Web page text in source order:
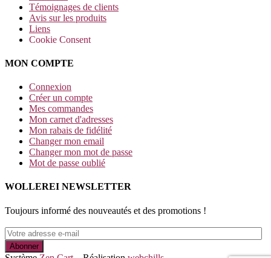
Témoignages de clients
Avis sur les produits
Liens
Cookie Consent
MON COMPTE
Connexion
Créer un compte
Mes commandes
Mon carnet d'adresses
Mon rabais de fidélité
Changer mon email
Changer mon mot de passe
Mot de passe oublié
WOLLEREI NEWSLETTER
Toujours informé des nouveautés et des promotions !